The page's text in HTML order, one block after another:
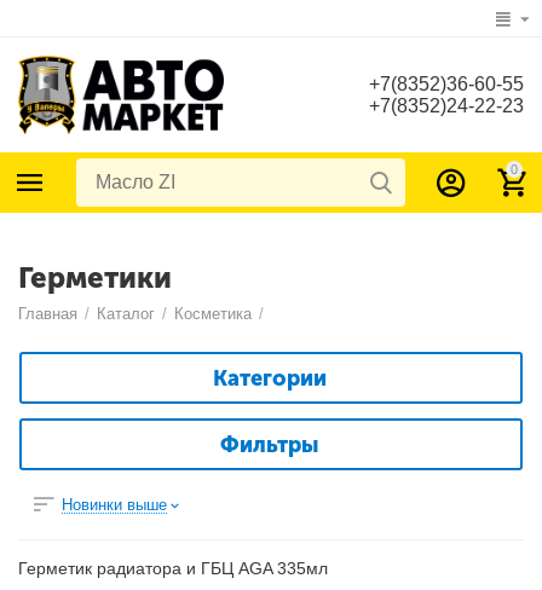
+7(8352)36-60-55
+7(8352)24-22-23
0
Герметики
Главная / Каталог / Косметика /
Категории
Фильтры
Новинки выше
Герметик радиатора и ГБЦ AGA 335мл